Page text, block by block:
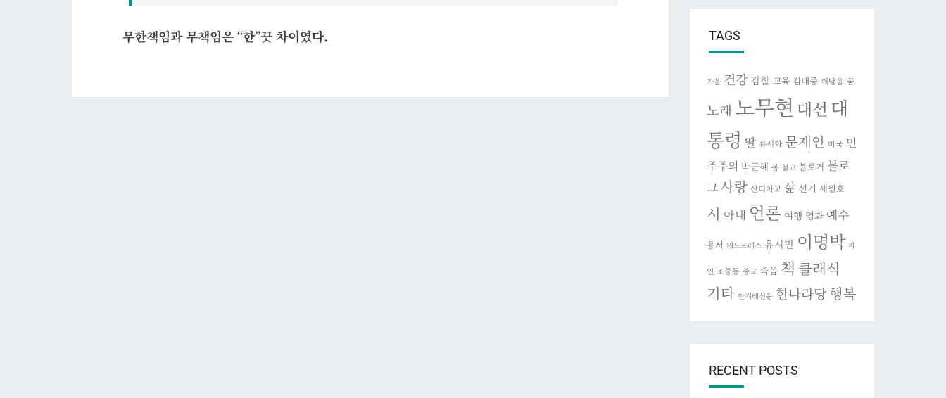
무한책임과 무책임은 “한”끗 차이였다. TAGS
가을 건강 검찰 교육 김대중 깨달음 꿈
노래 노무현 대선 대
통령 딸 류시화 문재인 미국 민
주주의 박근혜 봄 불교 블로거 블로
그사랑 산티아고 삶 선거 세월호
시 아내 언론 여행 영화 예수
용서 워드프레스 유시민 이명박 자
연 조중동 종교 죽음 책 클래식
기타 한겨레신문 한나라당 행복
RECENT POSTS